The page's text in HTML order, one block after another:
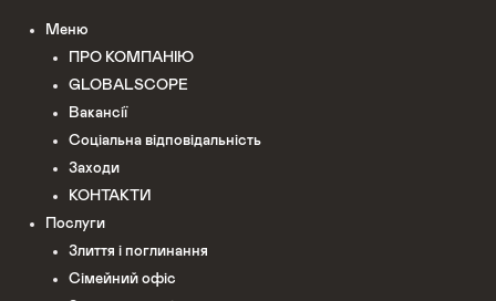
Меню
ПРО КОМПАНІЮ
GLOBALSCOPE
Вакансії
Соціальна відповідальність
Заходи
КОНТАКТИ
Послуги
Злиття і поглинання
Сімейний офіс